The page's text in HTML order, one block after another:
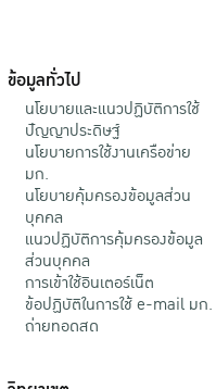
ข้อมูลทั่วไป
นโยบายและแนวปฏิบัติการใช้
ปัญญาประดิษฐ์
นโยบายการใช้งานเครือข่าย
มก.
นโยบายคุ้มครองข้อมูลส่วน
บุคคล
แนวปฏิบัติการคุ้มครองข้อมูล
ส่วนบุคคล
การเข้าใช้อินเตอร์เน็ต
ข้อปฏิบัติในการใช้ e-mail มก.
ถ่ายทอดสด